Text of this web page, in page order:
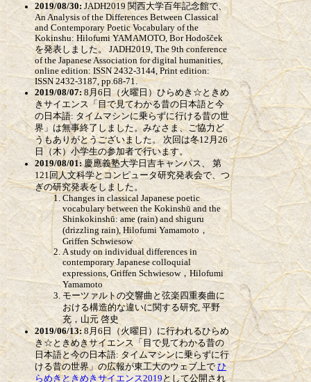
2019/08/30: JADH2019 関西大学百年記念館で、
An Analysis of the Differences Between Classical
and Contemporary Poetic Vocabulary of the
Kokinshu: Hilofumi YAMAMOTO, Bor Hodošček
を発表しました。 JADH2019, The 9th conference
of the Japanese Association for digital humanities,
online edition: ISSN 2432-3144, Print edition:
ISSN 2432-3187, pp.68-71.
2019/08/07:8月6日（火曜日）ひらめき☆ときめ
きサイエンス「目で見てわかる昔の日本語と今
の日本語: タイムマシンに乗らずに行ける昔の世
界」は無事終了しました。みなさま、ご協力ど
うもありがとうございました。 次回は冬12月26
日（木）小学生の参加者で行います。
2019/08/01:慶應義塾大学日吉キャンパス、 第
121回人文科学とコンピュータ研究発表会で、つ
ぎの研究発表をしました。
Changes in classical Japanese poetic
vocabulary between the Kokinshū and the
Shinkokinshū: ame (rain) and shiguru
(drizzling rain), Hilofumi Yamamoto，
Griffen Schwiesow
A study on individual differences in
contemporary Japanese colloquial
expressions, Griffen Schwiesow，Hilofumi
Yamamoto
モーツァルトの交響曲と弦楽四重奏曲に
おける構造的な違いに関する研究, 平野
充，山元 啓史
2019/06/13:8月6日（火曜日）に行われるひらめ
き☆ときめきサイエンス「目で見てわかる昔の
日本語と今の日本語: タイムマシンに乗らずに行
ける昔の世界」の広報が東工大のウェブ上でひ
らめきときめきサイエンス2019 として公開され